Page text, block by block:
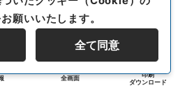
全画面
印刷
ダウンロード
願いいたします。
全て同意